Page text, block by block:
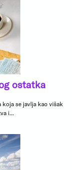
ostatka
se javlja kao višak
i...